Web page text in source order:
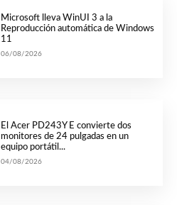
Microsoft lleva WinUI 3 a la
Reproducción automática de Windows
11
06/08/2026
El Acer PD243Y E convierte dos
monitores de 24 pulgadas en un
equipo portátil...
04/08/2026